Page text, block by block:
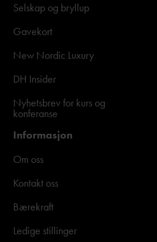
Selskap og bryllup
Gavekort
New Nordic Luxury
DH Insider
Nyhetsbrev for kurs og
konferanse
Informasjon
Om oss
Kontakt oss
Bærekraft
Ledige stillinger